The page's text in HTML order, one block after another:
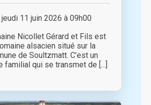
jeudi 11 juin 2026 à 09h00
Nicollet Gérard et Fils est
alsacien situé sur la
de Soultzmatt. C’est un
familial qui se transmet de [...]